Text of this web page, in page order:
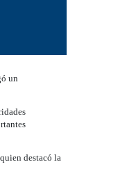
un
destacó la